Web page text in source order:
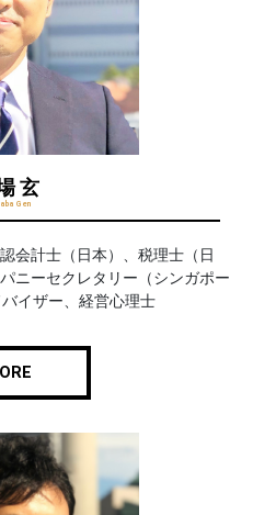
玄
Gen
会計士（日本）、税理士（日
ニーセクレタリー（シンガポー
イザー、経営心理士